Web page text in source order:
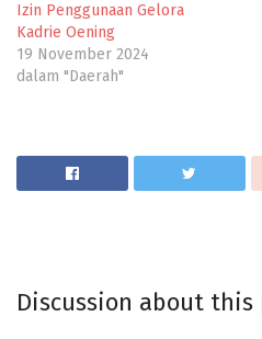
Izin Penggunaan Gelora
Kadrie Oening
19 November 2024
dalam "Daerah"
Discussion about this